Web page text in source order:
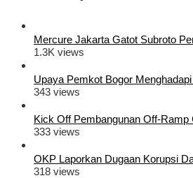
Mercure Jakarta Gatot Subroto
1.3K views
Upaya Pemkot Bogor
343 views
Kick Off Pembangunan Off-
333 views
OKP Laporkan Dugaan Korupsi
318 views